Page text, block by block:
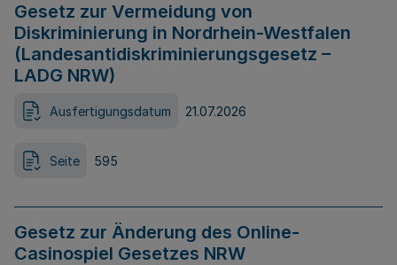
Gesetz zur Vermeidung von
Diskriminierung in Nordrhein-Westfalen
(Landesantidiskriminierungsgesetz –
LADG NRW)
Ausfertigungsdatum 21.07.2026
Seite 595
Gesetz zur Änderung des Online-
Casinospiel Gesetzes NRW